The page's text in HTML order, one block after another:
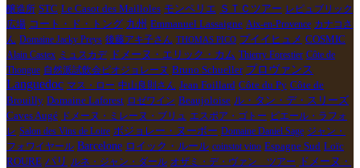
ンが店主のような雰囲気になってしまう。 今夜はダミアン
の美人フィアンセがいた。そして弟のケビンもいた。 何と
か、隙をみつけて、店を出ることに成功。ヤアーよく飲みま
した。 ダミアン・パワーは凄い！！ […]
醸造所 STC Le Casot des Mailloles モンペリエ ＳＴＣツアー レピュブリック
広場 コート・ド・トング 九州 Emmanuel Lassaigne Aix-en-Provence カナコさ
ん Domaine Jacky Preys 後藤アキ子さん THOMAS PICO プイイヒュメ COSMIC
Alain Castex ミュスカデ ドメーヌ・エリック・カム Thierry Forestier Côte de
Thongue 自然派試飲会ビオジョレーヌ Bruno Schueller プロヴァンス
Languedoc マス・ロー 中山良則さん Jean Foillard Côte du Py Côte de
Brouilly Domaine Laforest ロゼワイン Beaujoloise ル・タン・デ・スリーズ
Caves Augé ドメーヌ・ミレーヌ・ブリュ エスポア・ゴトー ピエール・ラフォ
レ Salon des Vins de Loire ボジョレー・ヌーボー Domaine Daniel Sage ジャン・
フォワイヤール Barcelone ロイック・ルール coinstot vino Espagne Sud Loïc
ROURE パリ ルネ・ジャン・ダール オザミ・デ・ヴァン ツアー
ドメーヌ・